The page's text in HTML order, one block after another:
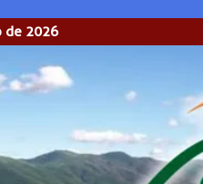
de 2026